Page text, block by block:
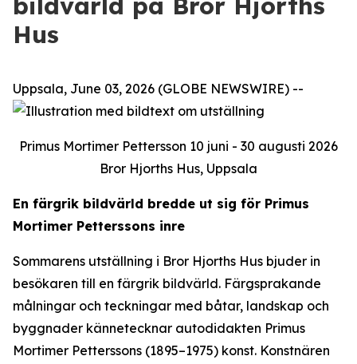
Hus
Uppsala, June 03, 2026 (GLOBE NEWSWIRE) --
Primus Mortimer Pettersson 10 juni - 30 augusti 2026
Bror Hjorths Hus, Uppsala
En färgrik bildvärld bredde ut sig för Primus
Mortimer Petterssons inre
Sommarens utställning i Bror Hjorths Hus bjuder in
besökaren till en färgrik bildvärld. Färgsprakande
målningar och teckningar med båtar, landskap och
byggnader kännetecknar autodidakten Primus
Mortimer Petterssons (1895–1975) konst. Konstnären